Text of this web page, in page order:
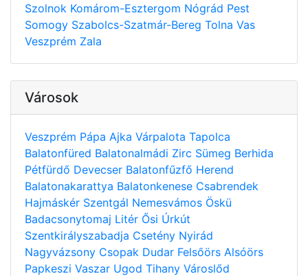
Szolnok Komárom-Esztergom Nógrád Pest
Somogy Szabolcs-Szatmár-Bereg Tolna Vas
Veszprém Zala
Városok
Veszprém Pápa Ajka Várpalota Tapolca
Balatonfüred Balatonalmádi Zirc Sümeg Berhida
Pétfürdő Devecser Balatonfűzfő Herend
Balatonakarattya Balatonkenese Csabrendek
Hajmáskér Szentgál Nemesvámos Öskü
Badacsonytomaj Litér Ősi Úrkút
Szentkirályszabadja Csetény Nyirád
Nagyvázsony Csopak Dudar Felsőörs Alsóörs
Papkeszi Vaszar Ugod Tihany Városlőd